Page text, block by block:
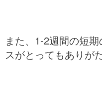
また、1-2週間の短
スがとってもありが